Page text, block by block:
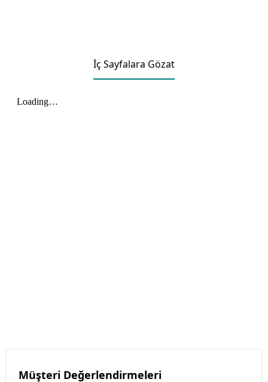
İç Sayfalara Gözat
Müşteri Değerlendirmeleri